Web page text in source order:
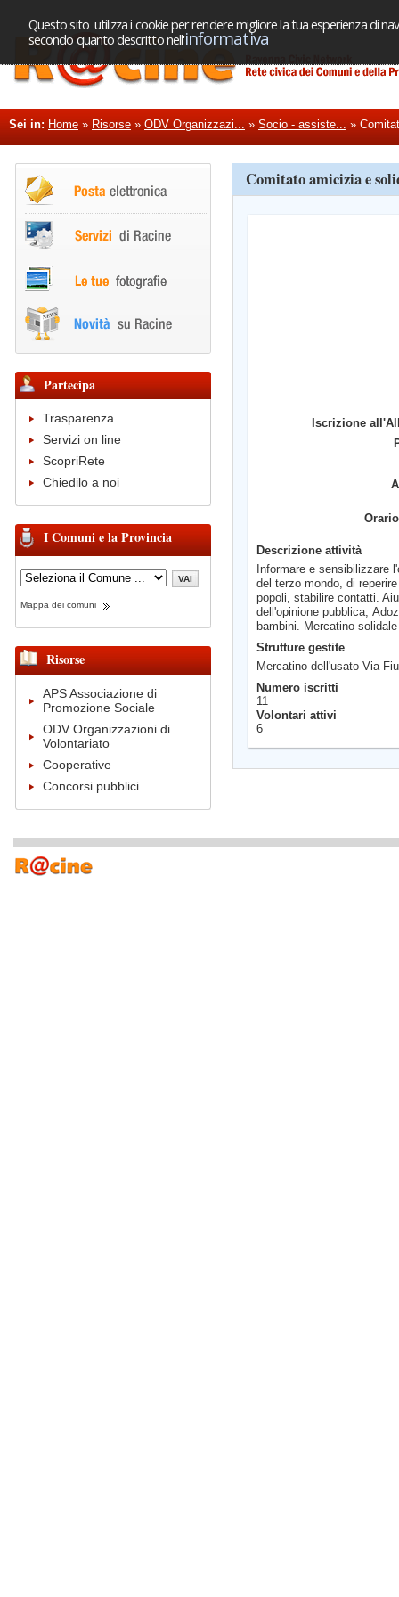
Questo sito utilizza i cookie per rendere migliore la tua esperienza di
secondo quanto descritto nell'informativa
Sei in: Home » Risorse » ODV Organizzazi... » Socio - assiste... »
Partecipa
Trasparenza
Servizi on line
ScopriRete
Chiedilo a noi
I Comuni e la Provincia
Mappa dei comuni
Risorse
APS Associazione di
Promozione Sociale
ODV Organizzazioni di
Volontariato
Cooperative
Concorsi pubblici
Comitato amicizia e
Iscrizione
Descrizione attività
Informare e sensibilizzare
del terzo mondo, di
popoli, stabilire contatti.
dell'opinione pubblica;
bambini. Mercatino
Strutture gestite
Mercatino dell'usato Via
Numero iscritti
11
Volontari attivi
6